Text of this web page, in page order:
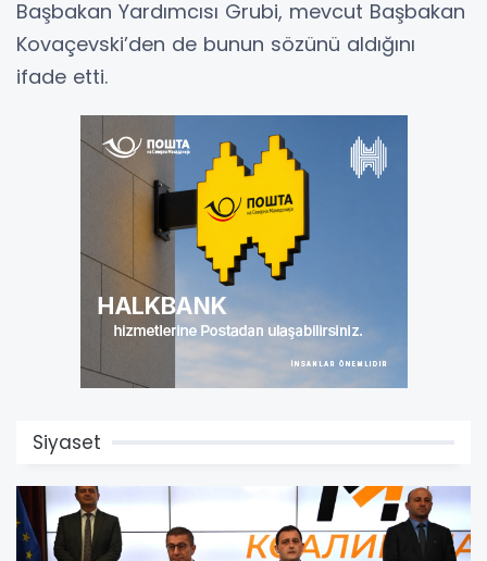
Başbakan Yardımcısı Grubi, mevcut Başbakan
Kovaçevski’den de bunun sözünü aldığını
ifade etti.
Siyaset